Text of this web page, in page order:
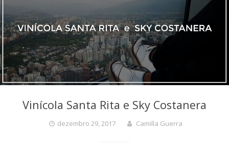
Vinícola Santa Rita e Sky Costanera
dezembro 29, 2017 Camilla Guerra